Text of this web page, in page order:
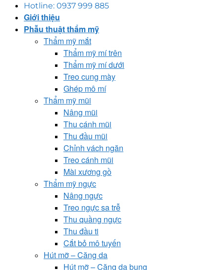
Hotline: 0937 999 885
Giới thiệu
Phẫu thuật thẩm mỹ
Thẩm mỹ mắt
Thẩm mỹ mí trên
Thẩm mỹ mí dưới
Treo cung mày
Ghép mô mí
Thẩm mỹ mũi
Nâng mũi
Thu cánh mũi
Thu đầu mũi
Chỉnh vách ngăn
Treo cánh mũi
Mài xương gồ
Thẩm mỹ ngực
Nâng ngực
Treo ngực sa trễ
Thu quầng ngực
Thu đầu ti
Cắt bỏ mô tuyến
Hút mỡ – Căng da
Hút mỡ – Căng da bụng